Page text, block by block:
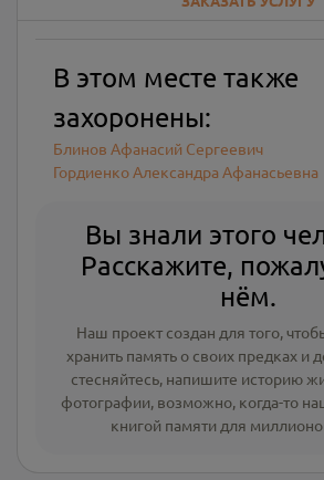
В этом месте также
захоронены:
Блинов Афанасий Сергеевич
Гордиенко Александра Афанасьевна
Вы знали этого
Расскажите,
нём.
Наш проект создан для того,
хранить память о своих предках и
стесняйтесь, напишите историю
фотографии, возможно, когда-то
книгой памяти для